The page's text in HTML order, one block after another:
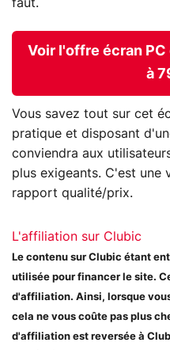
faut.
Voir l'offre écran PC
à
Vous savez tout sur cet
pratique et disposant
conviendra aux
plus exigeants. C'est une
rapport qualité/prix.
L'affiliation sur Clubic
Le contenu sur Clubic étant
utilisée pour financer le site.
d'affiliation. Ainsi, lorsque
cela ne vous coûte pas plus
d'affiliation est reversée à